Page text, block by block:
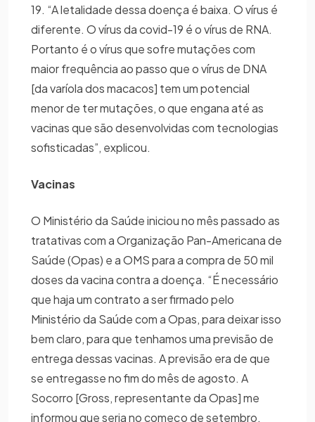
19. “A letalidade dessa doença é baixa. O vírus é
diferente. O vírus da covid-19 é o vírus de RNA.
Portanto é o vírus que sofre mutações com
maior frequência ao passo que o vírus de DNA
[da varíola dos macacos] tem um potencial
menor de ter mutações, o que engana até as
vacinas que são desenvolvidas com tecnologias
sofisticadas”, explicou.
Vacinas
O Ministério da Saúde iniciou no mês passado as
tratativas com a Organização Pan-Americana de
Saúde (Opas) e a OMS para a compra de 50 mil
doses da vacina contra a doença. “É necessário
que haja um contrato a ser firmado pelo
Ministério da Saúde com a Opas, para deixar isso
bem claro, para que tenhamos uma previsão de
entrega dessas vacinas. A previsão era de que
se entregasse no fim do mês de agosto. A
Socorro [Gross, representante da Opas] me
informou que seria no começo de setembro.